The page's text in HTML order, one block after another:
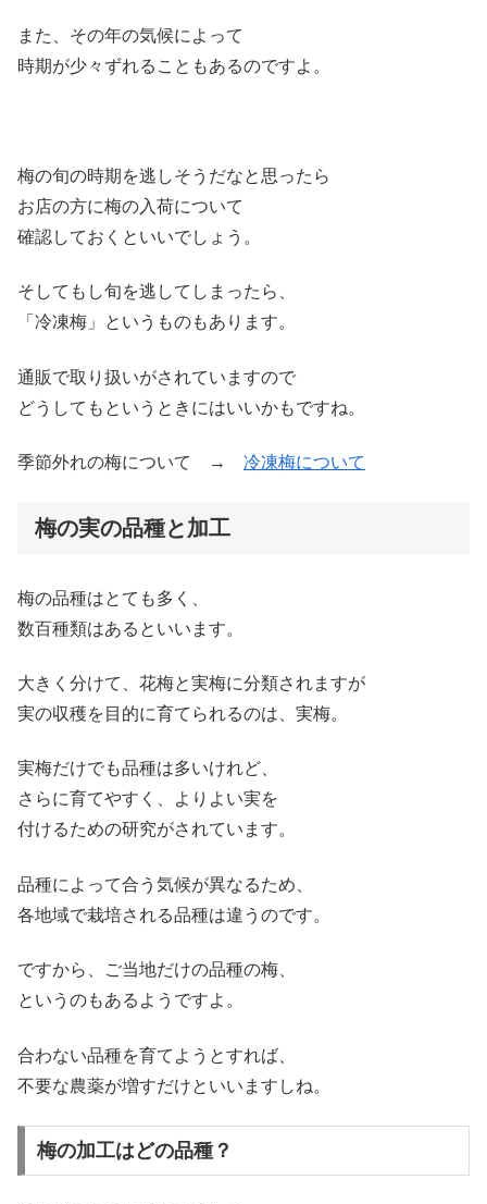
また、その年の気候によって
時期が少々ずれることもあるのですよ。
梅の旬の時期を逃しそうだなと思ったら
お店の方に梅の入荷について
確認しておくといいでしょう。
そしてもし旬を逃してしまったら、
「冷凍梅」というものもあります。
通販で取り扱いがされていますので
どうしてもというときにはいいかもですね。
季節外れの梅について → 冷凍梅について
梅の実の品種と加工
梅の品種はとても多く、
数百種類はあるといいます。
大きく分けて、花梅と実梅に分類されますが
実の収穫を目的に育てられるのは、実梅。
実梅だけでも品種は多いけれど、
さらに育てやすく、よりよい実を
付けるための研究がされています。
品種によって合う気候が異なるため、
各地域で栽培される品種は違うのです。
ですから、ご当地だけの品種の梅、
というのもあるようですよ。
合わない品種を育てようとすれば、
不要な農薬が増すだけといいますしね。
梅の加工はどの品種？